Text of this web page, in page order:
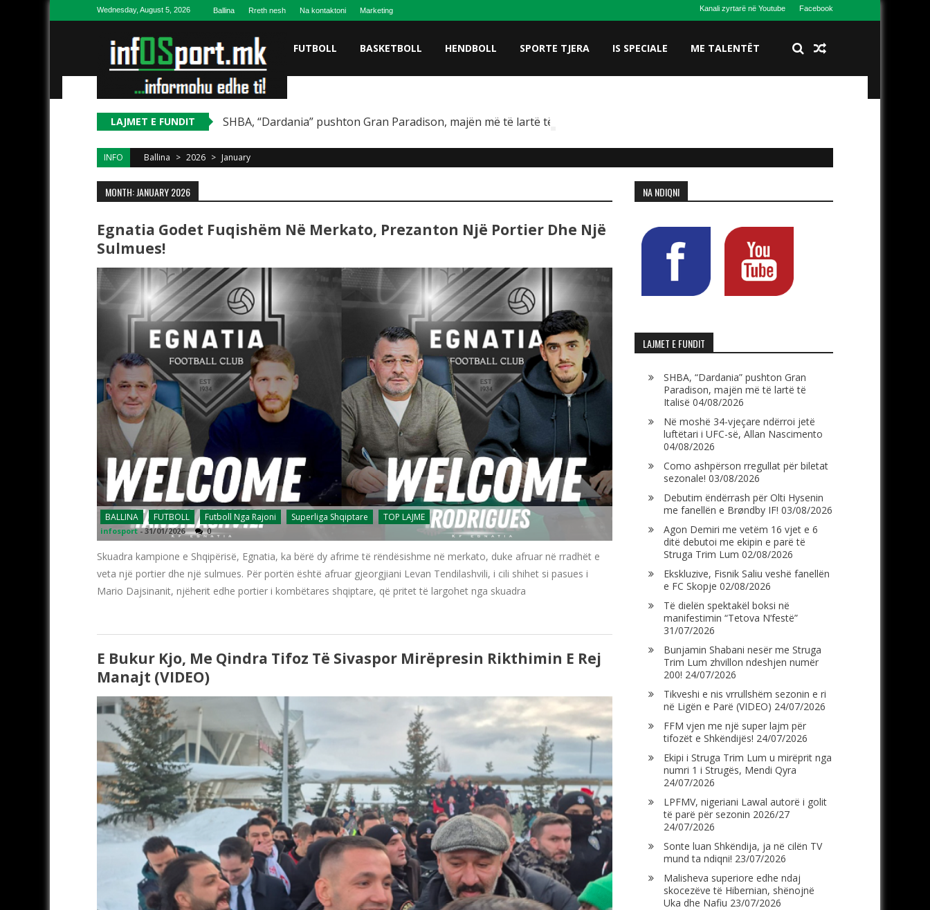
Skip to contentWednesday, August 5, 2026 Ballina Rreth nesh Na kontaktoni Marketing Kanali zyrtarë në Youtube Facebook
FUTBOLL BASKETBOLL HENDBOLL SPORTE TJERA IS SPECIALE ME TALENTËT
LAJMET E FUNDIT SHBA, “Dardania” pushton Gran Paradison, majën më të lartë të Italisë
INFO Ballina > 2026 > January
MONTH: JANUARY 2026
Egnatia Godet Fuqishëm Në Merkato, Prezanton Një Portier Dhe Një
Sulmues!
BALLINA FUTBOLL Futboll Nga Rajoni Superliga Shqiptare TOP LAJME
infosport -31/01/2026 0
Skuadra kampione e Shqipërisë, Egnatia, ka bërë dy afrime të rëndësishme në merkato, duke afruar në rradhët e
veta një portier dhe një sulmues. Për portën është afruar gjeorgjiani Levan Tendilashvili, i cili shihet si pasues i
Mario Dajsinanit, njëherit edhe portier i kombëtares shqiptare, që pritet të largohet nga skuadra
E Bukur Kjo, Me Qindra Tifoz Të Sivaspor Mirëpresin Rikthimin E Rej
Manajt (VIDEO)
NA NDIQNI
LAJMET E FUNDIT
SHBA, “Dardania” pushton Gran
Paradison, majën më të lartë të
Italisë 04/08/2026
Në moshë 34-vjeçare ndërroi jetë
luftëtari i UFC-së, Allan Nascimento
04/08/2026
Como ashpërson rregullat për biletat
sezonale! 03/08/2026
Debutim ëndërrash për Olti Hysenin
me fanellën e Brøndby IF! 03/08/2026
Agon Demiri me vetëm 16 vjet e 6
ditë debutoi me ekipin e parë të
Struga Trim Lum 02/08/2026
Ekskluzive, Fisnik Saliu veshë fanellën
e FC Skopje 02/08/2026
Të dielën spektakël boksi në
manifestimin “Tetova N’festë”
31/07/2026
Bunjamin Shabani nesër me Struga
Trim Lum zhvillon ndeshjen numër
200! 24/07/2026
Tikveshi e nis vrrullshëm sezonin e ri
në Ligën e Parë (VIDEO) 24/07/2026
FFM vjen me një super lajm për
tifozët e Shkëndijës! 24/07/2026
Ekipi i Struga Trim Lum u mirëprit nga
numri 1 i Strugës, Mendi Qyra
24/07/2026
LPFMV, nigeriani Lawal autorë i golit
të parë për sezonin 2026/27
24/07/2026
Sonte luan Shkëndija, ja në cilën TV
mund ta ndiqni! 23/07/2026
Malisheva superiore edhe ndaj
skocezëve të Hibernian, shënojnë
Uka dhe Nafiu 23/07/2026